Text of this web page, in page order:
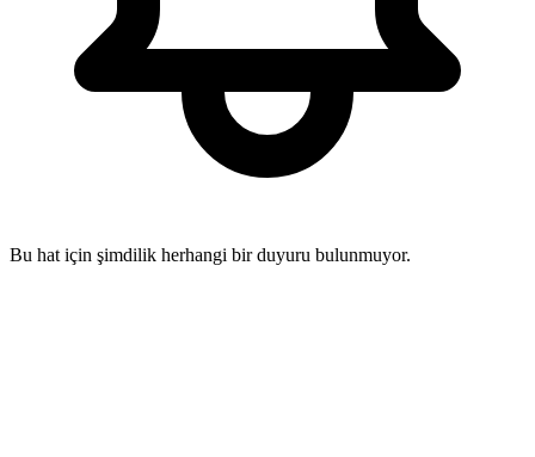
Bu hat için şimdilik herhangi bir duyuru bulunmuyor.